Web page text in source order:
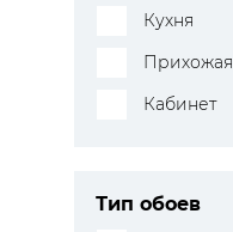
Кухня
Прихожая
Кабинет
Тип обоев